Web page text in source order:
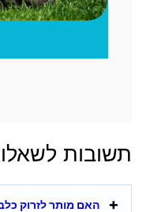
תשובות
האם מותר לזרוק